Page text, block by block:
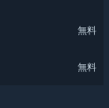
無料
無料